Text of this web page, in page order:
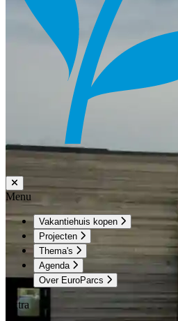
Menu
Vakantiehuis kopen
Projecten
Thema's
Agenda
Over EuroParcs
Extra